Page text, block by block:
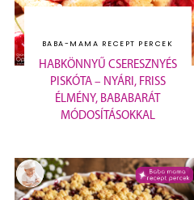
BABA-MAMA RECEPT PERCEK
HABKÖNNYŰ CSERESZNYÉS
PISKÓTA – NYÁRI, FRISS
ÉLMÉNY, BABABARÁT
MÓDOSÍTÁSOKKAL